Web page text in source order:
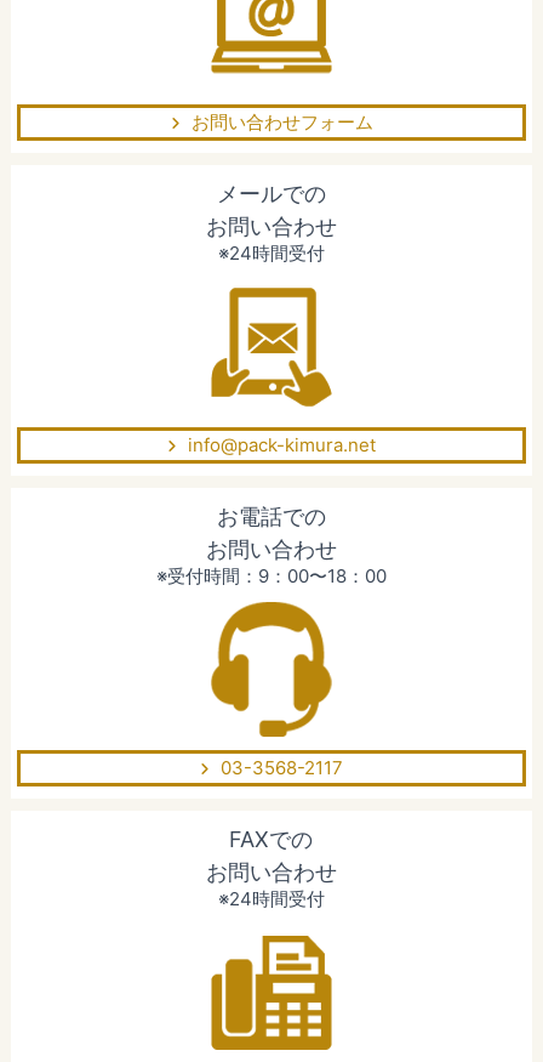
お問い合わせフォーム
メールでの
お問い合わせ
※24時間受付
info@pack-kimura.net
お電話での
お問い合わせ
※受付時間：9：00〜18：00
03-3568-2117
FAXでの
お問い合わせ
※24時間受付